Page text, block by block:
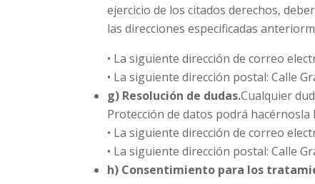
ejercicio de los citados derechos,
las direcciones especificadas
• La siguiente dirección de correo
• La siguiente dirección postal: Calle
g) Resolución de dudas.Cualquier
Protección de datos podrá hacérnosla
• La siguiente dirección de correo
• La siguiente dirección postal: Calle
h) Consentimiento para los